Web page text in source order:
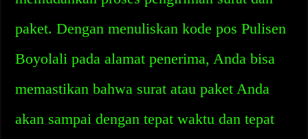
paket. Dengan menuliskan kode pos Pulisen
Boyolali pada alamat penerima, Anda bisa
memastikan bahwa surat atau paket Anda
akan sampai dengan tepat waktu dan tepat